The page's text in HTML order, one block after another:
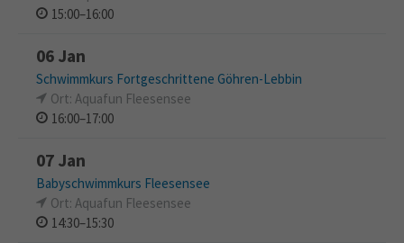
15:00–16:00
06 Jan
Schwimmkurs Fortgeschrittene Göhren-Lebbin
Ort: Aquafun Fleesensee
16:00–17:00
07 Jan
Babyschwimmkurs Fleesensee
Ort: Aquafun Fleesensee
14:30–15:30